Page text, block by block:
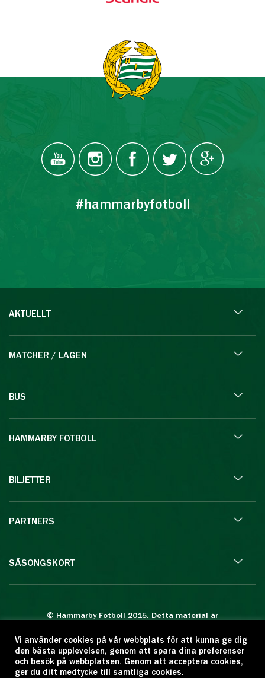
#hammarbyfotboll
AKTUELLT
MATCHER / LAGEN
BUS
HAMMARBY FOTBOLL
BILJETTER
PARTNERS
SÄSONGSKORT
© Hammarby Fotboll 2015. Detta material är
Eftertryck eller annan kopiering är förbjuden.
Citera oss gärna men ange källan:
www.hammarbyfotboll.se. Ansvarig utgivare:
Vi använder cookies på vår webbplats för att kunna ge dig
den bästa upplevelsen, genom att spara dina preferenser
och besök på webbplatsen. Genom att acceptera cookies,
ger du ditt medtycke till samtliga cookies.